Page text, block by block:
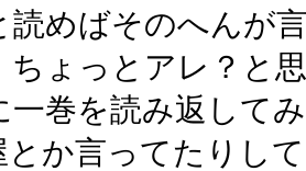
読めばそのへんが
ちょっとアレ？と
一巻を読み返して
とか言ってたりし